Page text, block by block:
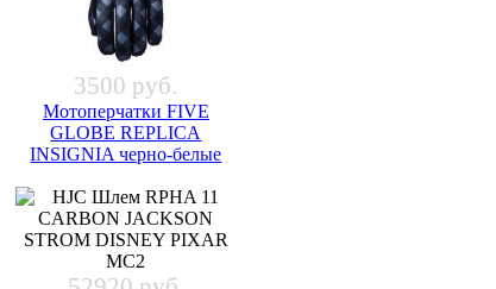
3500 руб.
Мотоперчатки FIVE
GLOBE REPLICA
INSIGNIA черно-белые